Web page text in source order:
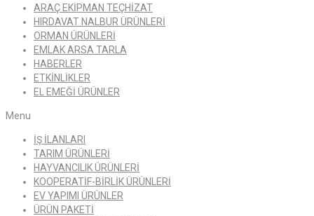
ARAÇ EKİPMAN TEÇHİZAT
HIRDAVAT NALBUR ÜRÜNLERİ
ORMAN ÜRÜNLERİ
EMLAK ARSA TARLA
HABERLER
ETKİNLİKLER
EL EMEĞİ ÜRÜNLER
Menu
İŞ İLANLARI
TARIM ÜRÜNLERİ
HAYVANCILIK ÜRÜNLERİ
KOOPERATİF-BİRLİK ÜRÜNLERİ
EV YAPIMI ÜRÜNLER
ÜRÜN PAKETİ